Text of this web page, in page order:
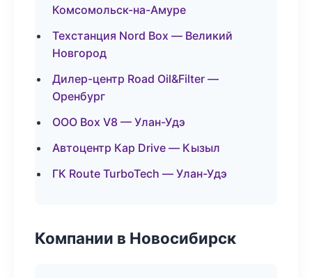
Комсомольск-на-Амуре
Техстанция Nord Box — Великий
Новгород
Дилер-центр Road Oil&Filter —
Оренбург
ООО Box V8 — Улан-Удэ
Автоцентр Кар Drive — Кызыл
ГК Route TurboTech — Улан-Удэ
Компании в Новосибирск